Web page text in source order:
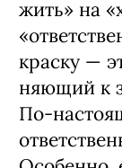
жить» на
краску —
няющий к
По-